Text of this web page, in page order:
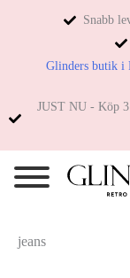
Snabb
Glinders butik i
JUST NU - Köp 3
jeans